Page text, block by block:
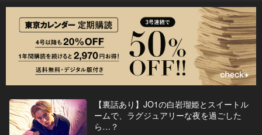
【裏話あり】JO1の白岩瑠姫とスイートル
ームで、ラグジュアリーな夜を過ごした
ら…？